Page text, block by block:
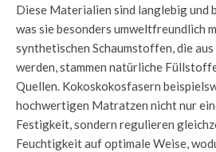
Diese Materialien sind langlebig und
was sie besonders umweltfreundlich
synthetischen Schaumstoffen, die
werden, stammen natürliche
Quellen. Kokoskokosfasern
hochwertigen Matratzen nicht nur
Festigkeit, sondern regulieren
Feuchtigkeit auf optimale Weise,